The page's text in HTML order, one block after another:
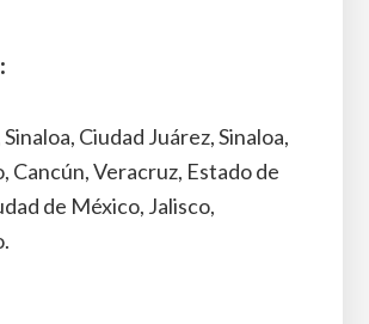
Ciudad Juárez, Sinaloa,
Cancún, Veracruz, Estado de
de México, Jalisco,